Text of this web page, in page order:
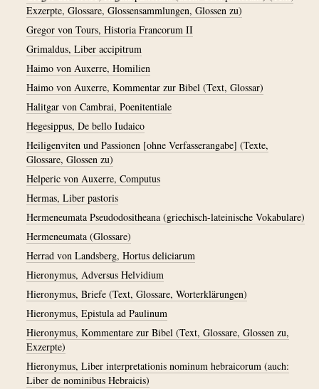
Exzerpte, Glossare, Glossensammlungen, Glossen zu)
Gregor von Tours, Historia Francorum II
Grimaldus, Liber accipitrum
Haimo von Auxerre, Homilien
Haimo von Auxerre, Kommentar zur Bibel (Text, Glossar)
Halitgar von Cambrai, Poenitentiale
Hegesippus, De bello Iudaico
Heiligenviten und Passionen [ohne Verfasserangabe] (Texte,
Glossare, Glossen zu)
Helperic von Auxerre, Computus
Hermas, Liber pastoris
Hermeneumata Pseudodositheana (griechisch-lateinische Vokabulare)
Hermeneumata (Glossare)
Herrad von Landsberg, Hortus deliciarum
Hieronymus, Adversus Helvidium
Hieronymus, Briefe (Text, Glossare, Worterklärungen)
Hieronymus, Epistula ad Paulinum
Hieronymus, Kommentare zur Bibel (Text, Glossare, Glossen zu,
Exzerpte)
Hieronymus, Liber interpretationis nominum hebraicorum (auch:
Liber de nominibus Hebraicis)